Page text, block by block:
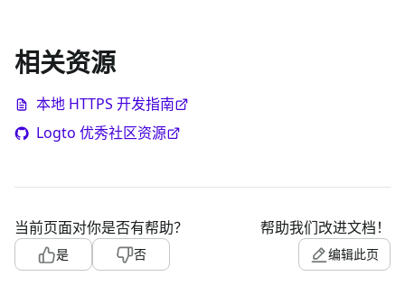
相关资源
本地 HTTPS 开发指南
Logto 优秀社区资源
当前页面对你是否有帮助？
是 否
帮助我们改进文档！
编辑此页